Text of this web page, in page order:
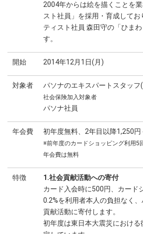
2004年からは絵を描くことを
スト社員」を採用・育成して
ティスト社員 森田守の「ひま
す。
開始 2014年12月1日(月)
対象者 パソナのエキスパートスタッ
社会保険加入対象者
パソナ社員
年会費 初年度無料、2年目以降1,250円
※前年度のカードショッピング利用5
年会費は無料
特徴
1.社会貢献活動への寄付
カード入会時に500円、カード
0.2%を利用者本人の負担なく
貢献活動に寄付します。
初年度は東日本大震災におけ